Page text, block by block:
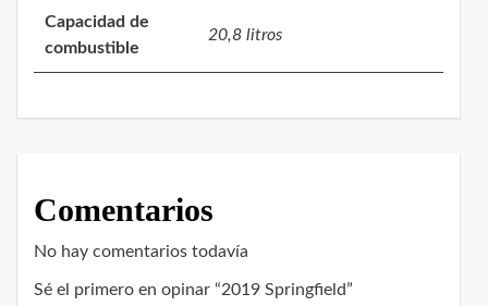
Capacidad de
combustible
20,8 litros
Comentarios
No hay comentarios todavía
Sé el primero en opinar “2019 Springfield”